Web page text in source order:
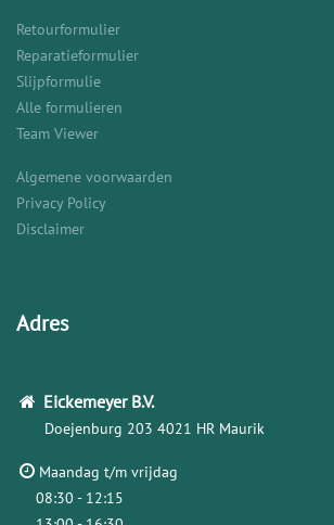
Retourformulier
Reparatieformulier
Slijpformulie
Alle formulieren
Team Viewer
Algemene voorwaarden
Privacy Policy
Disclaimer
Adres
Eickemeyer B.V.
Doejenburg 203 4021 HR Maurik
Maandag t/m vrijdag
08:30 - 12:15